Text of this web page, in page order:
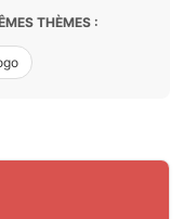
THÈMES :